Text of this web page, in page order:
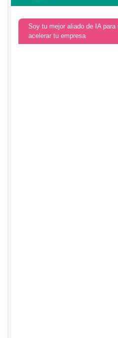
Soy tu mejor aliado de IA
acelerar tu empresa